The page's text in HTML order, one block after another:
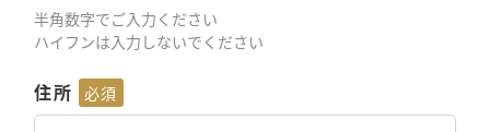
半角数字でご入力ください
ハイフンは入力しないでください
住所 必須